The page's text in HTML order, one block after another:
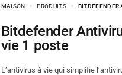
MAISON PRODUITS BITDEFENDER
Bitdefender Antivirus Essential 2015 Licence Ã
vie 1 poste
L’antivirus à vie qui simplifie